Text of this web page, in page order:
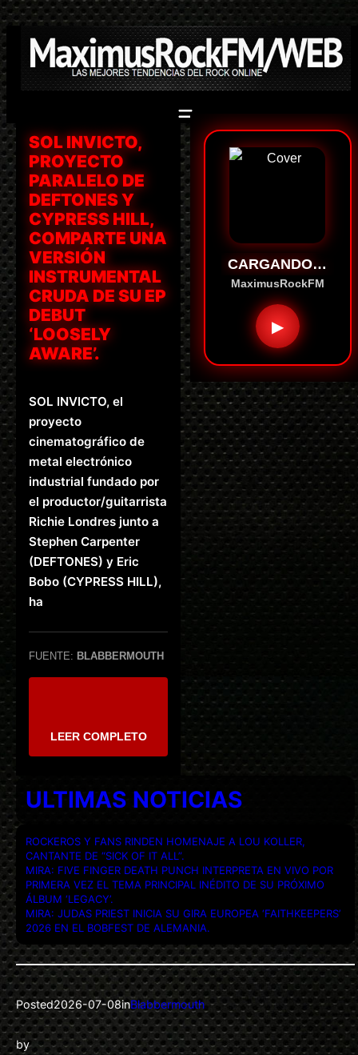
Saltar
al
contenido
SOL INVICTO,
PROYECTO
PARALELO DE
DEFTONES Y
CYPRESS HILL,
COMPARTE UNA
VERSIÓN
INSTRUMENTAL
CRUDA DE SU EP
DEBUT
‘LOOSELY
AWARE’.
SOL INVICTO, el
proyecto
cinematográfico de
metal electrónico
industrial fundado por
el productor/guitarrista
Richie Londres junto a
Stephen Carpenter
(DEFTONES) y Eric
Bobo (CYPRESS HILL),
ha
FUENTE: BLABBERMOUTH
LEER COMPLETO
CARGANDO…
MaximusRockFM
▶
ULTIMAS NOTICIAS
ROCKEROS Y FANS RINDEN HOMENAJE A LOU KOLLER,
CANTANTE DE “SICK OF IT ALL”.
MIRA: FIVE FINGER DEATH PUNCH INTERPRETA EN VIVO POR
PRIMERA VEZ EL TEMA PRINCIPAL INÉDITO DE SU PRÓXIMO
ÁLBUM ‘LEGACY’.
MIRA: JUDAS PRIEST INICIA SU GIRA EUROPEA ‘FAITHKEEPERS’
2026 EN EL BOBFEST DE ALEMANIA.
Posted2026-07-08inBlabbermouth
by